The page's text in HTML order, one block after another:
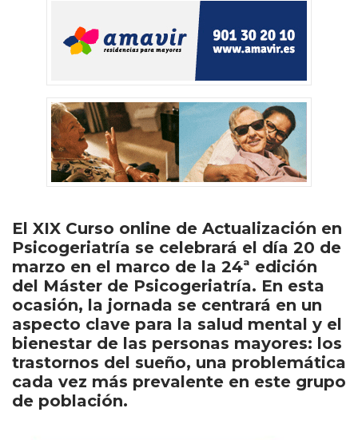
El XIX Curso online de Actualización en
Psicogeriatría se celebrará el día 20 de
marzo en el marco de la 24ª edición
del Máster de Psicogeriatría. En esta
ocasión, la jornada se centrará en un
aspecto clave para la salud mental y el
bienestar de las personas mayores: los
trastornos del sueño, una problemática
cada vez más prevalente en este grupo
de población.